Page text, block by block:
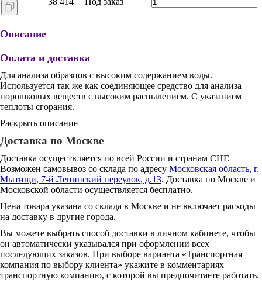
Описание
Оплата и доставка
Для анализа образцов с высоким содержанием воды.
Используется так же как соединяющее средство для анализа
порошковых веществ с высоким распылением. С указанием
теплоты сгорания.
Раскрыть описание
Доставка по Москве
Доставка осуществляется по всей России и странам СНГ.
Возможен самовывоз со склада по адресу Московская область, г.
Мытищи, 7-й Ленинский переулок, д.13. Доставка по Москве и
Московской области осуществляется бесплатно.
Цена товара указана со склада в Москве и не включает расходы
на доставку в другие города.
Вы можете выбрать способ доставки в личном кабинете, чтобы
он автоматически указывался при оформлении всех
последующих заказов. При выборе варианта «Транспортная
компания по выбору клиента» укажите в комментариях
транспортную компанию, с которой вы предпочитаете работать.